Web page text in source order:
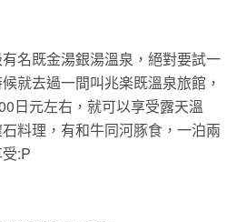
名既金湯銀湯溫泉，絕對要試一
就去過一間叫兆楽既溫泉旅館，
日元左右，就可以享受露天溫
料理，有和牛同河豚食，一泊兩
:P